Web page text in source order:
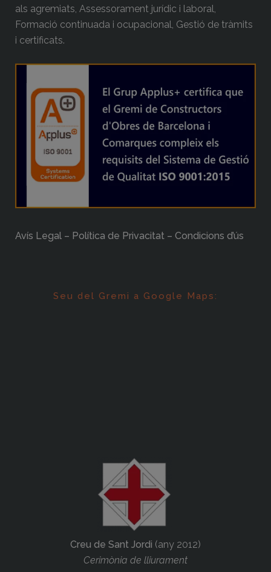
als agremiats, Assessorament jurídic i laboral,
Formació continuada i ocupacional, Gestió de tràmits
i certificats.
Avís Legal – Política de Privacitat – Condicions d’ús
Seu del Gremi a Google Maps:
Creu de Sant Jordi (any 2012)
Cerimònia de lliurament